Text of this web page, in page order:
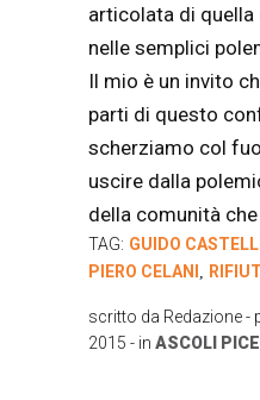
articolata di quella
nelle semplici
Il mio è un invito
parti di questo
scherziamo col
uscire dalla
della comunità
TAG: GUIDO CASTELLI
PIERO CELANI RIFIUTI
scritto da Redazione-
2015 - in ASCOLI